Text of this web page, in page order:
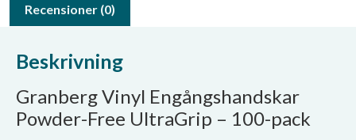
Recensioner (0)
Beskrivning
Granberg Vinyl Engångshandskar
Powder-Free UltraGrip – 100-pack